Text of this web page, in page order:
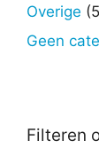
Overige 5
Geen
Filteren